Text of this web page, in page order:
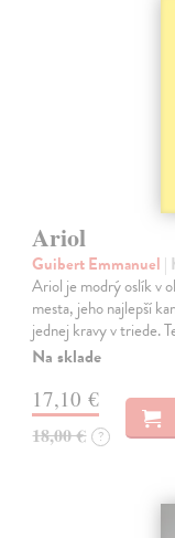
Ariol
Guibert Emmanuel |
Ariol je modrý oslík v
mesta, jeho najlepší
jednej kravy v triede.
Na sklade
17,10 €
18,00 € ?